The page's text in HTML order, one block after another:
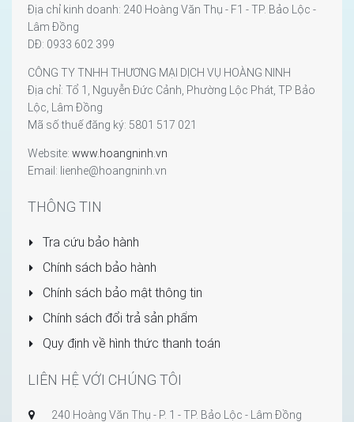
Địa chỉ kinh doanh: 240 Hoàng Văn Thụ - F1 - TP. Bảo Lộc -
Lâm Đồng
DĐ: 0933 602 399
CÔNG TY TNHH THƯƠNG MẠI DỊCH VỤ HOÀNG NINH
Địa chỉ: Tổ 1, Nguyễn Đức Cảnh, Phường Lộc Phát, TP Bảo
Lộc, Lâm Đồng
Mã số thuế đăng ký: 5801 517 021
Website: www.hoangninh.vn
Email: lienhe@hoangninh.vn
THÔNG TIN
Tra cứu bảo hành
Chính sách bảo hành
Chính sách bảo mật thông tin
Chính sách đổi trả sản phẩm
Quy định về hình thức thanh toán
LIÊN HỆ VỚI CHÚNG TÔI
240 Hoàng Văn Thụ - P. 1 - TP. Bảo Lộc - Lâm Đồng